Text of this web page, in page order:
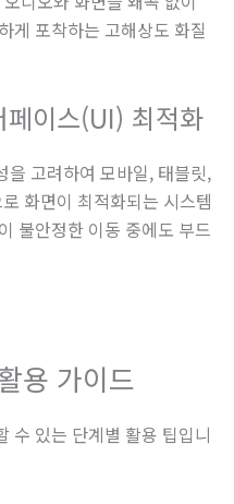
게 포착하는 고해상도 화질
이스(UI) 최적화
을 고려하여 모바일, 태블릿,
화면이 최적화되는 시스템
불안정한 이동 중에도 부드
용 가이드
수 있는 단계별 활용 팁입니